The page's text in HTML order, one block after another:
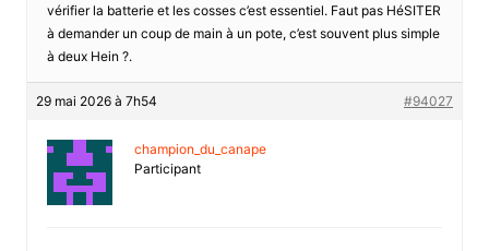
vérifier la batterie et les cosses c’est essentiel. Faut pas HéSITER
à demander un coup de main à un pote, c’est souvent plus simple
à deux Hein ?.
29 mai 2026 à 7h54 #94027
champion_du_canape
Participant